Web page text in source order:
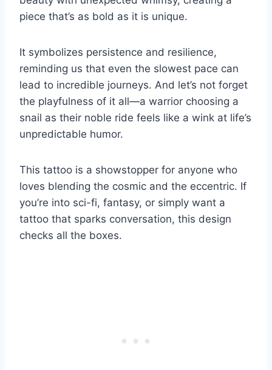
piece that’s as bold as it is unique.
It symbolizes persistence and resilience,
reminding us that even the slowest pace can
lead to incredible journeys. And let’s not forget
the playfulness of it all—a warrior choosing a
snail as their noble ride feels like a wink at life’s
unpredictable humor.
This tattoo is a showstopper for anyone who
loves blending the cosmic and the eccentric. If
you’re into sci-fi, fantasy, or simply want a
tattoo that sparks conversation, this design
checks all the boxes.